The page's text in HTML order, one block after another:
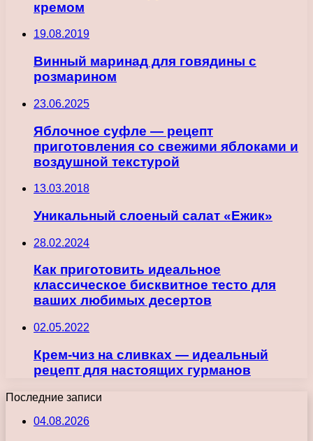
кремом
19.08.2019
Винный маринад для говядины с
розмарином
23.06.2025
Яблочное суфле — рецепт
приготовления со свежими яблоками и
воздушной текстурой
13.03.2018
Уникальный слоеный салат «Ежик»
28.02.2024
Как приготовить идеальное
классическое бисквитное тесто для
ваших любимых десертов
02.05.2022
Крем-чиз на сливках — идеальный
рецепт для настоящих гурманов
Последние записи
04.08.2026